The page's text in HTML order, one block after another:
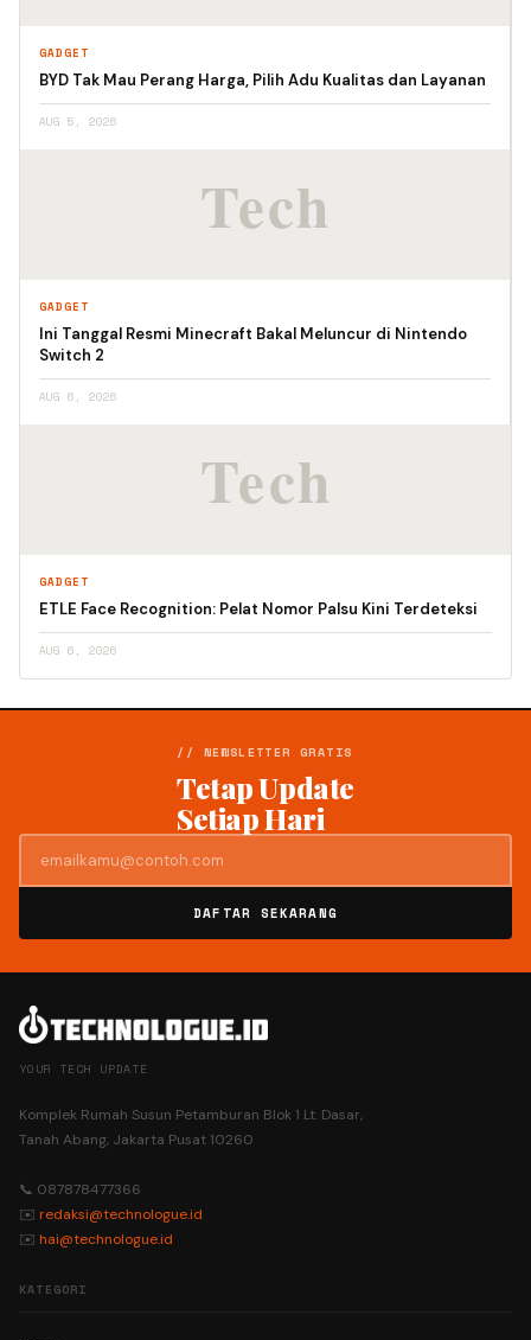
GADGET
BYD Tak Mau Perang Harga, Pilih Adu Kualitas dan Layanan
AUG 5, 2026
GADGET
Ini Tanggal Resmi Minecraft Bakal Meluncur di Nintendo
Switch 2
AUG 6, 2026
GADGET
ETLE Face Recognition: Pelat Nomor Palsu Kini Terdeteksi
AUG 6, 2026
// NEWSLETTER GRATIS
Tetap Update
Setiap Hari
DAFTAR SEKARANG
YOUR TECH UPDATE
Komplek Rumah Susun Petamburan Blok 1 Lt. Dasar,
Tanah Abang, Jakarta Pusat 10260
📞 087878477366
✉️ redaksi@technologue.id
✉️ hai@technologue.id
KATEGORI